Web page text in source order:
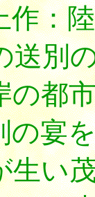
：
送別
の都
宴
い